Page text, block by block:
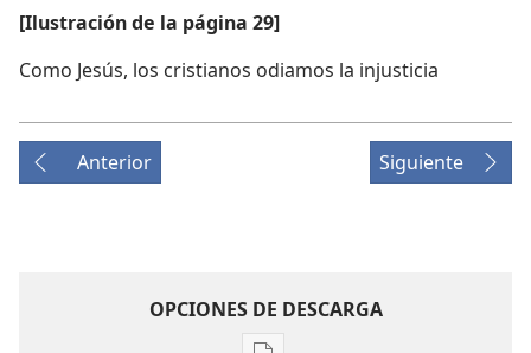
[Ilustración de la página 29]
Como Jesús, los cristianos odiamos la injusticia
Anterior Siguiente
OPCIONES DE DESCARGA